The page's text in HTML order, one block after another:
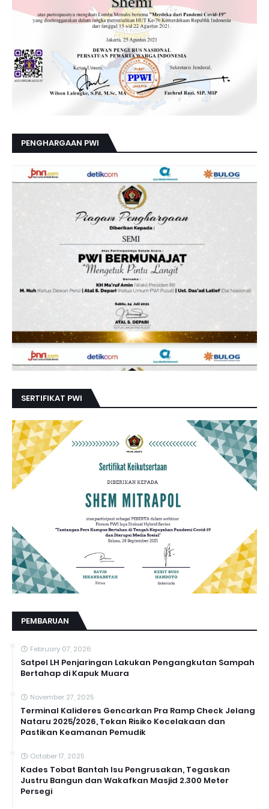
PENGHARGAAN PWI
SERTIFIKAT PWI
PEMBARUAN
February 07, 2026
Satpel LH Penjaringan Lakukan Pengangkutan Sampah
Bertahap di Kapuk Muara
November 27, 2025
Terminal Kalideres Gencarkan Pra Ramp Check Jelang
Nataru 2025/2026, Tekan Risiko Kecelakaan dan
Pastikan Keamanan Pemudik
October 17, 2025
Kades Tobat Bantah Isu Pengrusakan, Tegaskan
Justru Bangun dan Wakafkan Masjid 2.300 Meter
Persegi